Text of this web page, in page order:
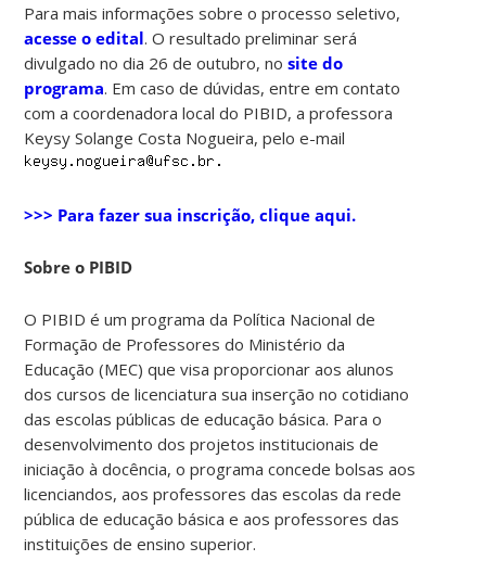
Para mais informações sobre o processo seletivo,
acesse o edital. O resultado preliminar será
divulgado no dia 26 de outubro, nosite do
programa. Em caso de dúvidas, entre em contato
com a coordenadora local do PIBID, a professora
Keysy Solange Costa Nogueira, pelo e-mail
>>> Para fazer sua inscrição, clique aqui.
Sobre o PIBID
O PIBID é um programa da Política Nacional de
Formação de Professores do Ministério da
Educação (MEC) que visa proporcionar aos alunos
dos cursos de licenciatura sua inserção no cotidiano
das escolas públicas de educação básica. Para o
desenvolvimento dos projetos institucionais de
iniciação à docência, o programa concede bolsas aos
licenciandos, aos professores das escolas da rede
pública de educação básica e aos professores das
instituições de ensino superior.